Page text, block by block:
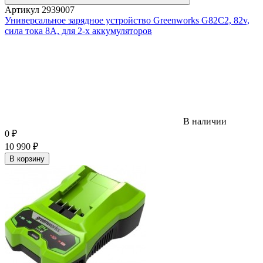
Артикул 2939007
Универсальное зарядное устройство Greenworks G82C2, 82v,
сила тока 8А, для 2-х аккумуляторов
В наличии
0 ₽
10 990 ₽
В корзину